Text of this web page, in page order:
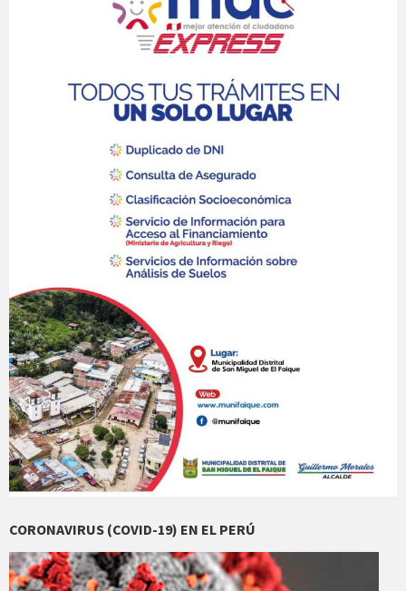
CORONAVIRUS (COVID-19) EN EL PERÚ